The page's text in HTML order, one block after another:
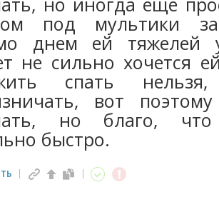
под мультики
днем ей тяжелей
не сильно хочется
спать
вот
но благо,
быстро.